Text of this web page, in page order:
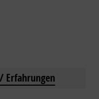
Erfahrungen